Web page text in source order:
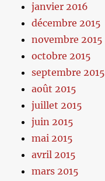
janvier 2016
décembre 2015
novembre 2015
octobre 2015
septembre 2015
août 2015
juillet 2015
juin 2015
mai 2015
avril 2015
mars 2015